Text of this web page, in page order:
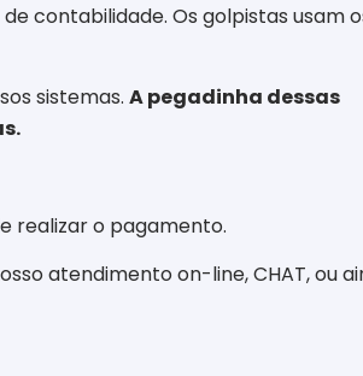
contabilidade. Os golpistas usam
sistemas. A pegadinha dessas
realizar o pagamento.
atendimento on-line, CHAT, ou